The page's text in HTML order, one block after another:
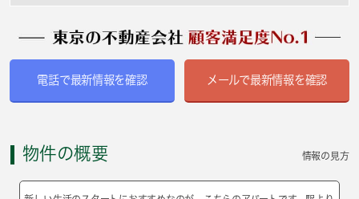
電話で最新情報を確認 メールで最新情報を確認
物件の概要 情報の見方